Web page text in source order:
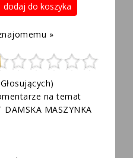
»
Głosujących)
na temat
DAMSKA MASZYNKA